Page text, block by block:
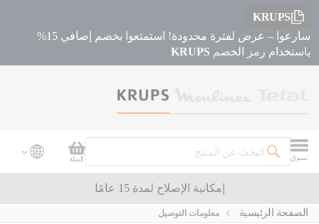
KRUPS
سارعوا – عرض لفترة محدودة! استمتعوا بخصم إضافي 15%
باستخدام رمز الخصم KRUPS
تسوق
بحث
سلة
السلة
إمكانية الإصلاح لمدة 15 عامًا
الصفحة الرئيسية معلومات التوصيل